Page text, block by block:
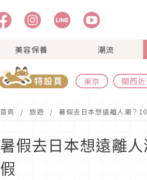
美容保養 潮流
東京 關西
首頁 旅遊 暑假去日本想遠離人潮？
暑假去日本想遠離
假